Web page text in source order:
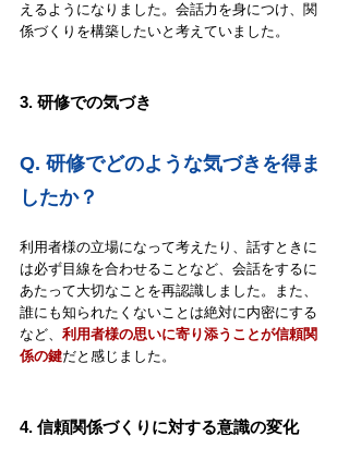
えるようになりました。会話力を身につけ、関
係づくりを構築したいと考えていました。
3. 研修での気づき
Q. 研修でどのような気づきを得ま
したか？
利用者様の立場になって考えたり、話すときに
は必ず目線を合わせることなど、会話をするに
あたって大切なことを再認識しました。また、
誰にも知られたくないことは絶対に内密にする
など、 利用者様の思いに寄り添うことが信頼関
係の鍵だと感じました。
4. 信頼関係づくりに対する意識の変化